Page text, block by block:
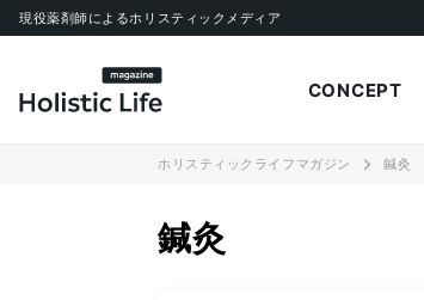
現役薬剤師によるホリスティックメディア
CONCEPT
ホリスティックライフマガジン 鍼灸
鍼灸